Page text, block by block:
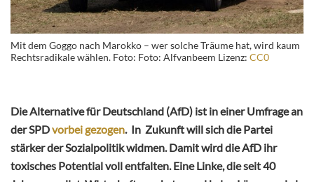
Mit dem Goggo nach Marokko – wer solche Träume hat, wird kaum
Rechtsradikale wählen. Foto: Foto: Alfvanbeem Lizenz: CC0
Die Alternative für Deutschland (AfD) ist in einer Umfrage an
der SPDvorbei gezogen. In Zukunft will sich die Partei
stärker der Sozialpolitik widmen. Damit wird die AfD ihr
toxisches Potential voll entfalten. Eine Linke, die seit 40